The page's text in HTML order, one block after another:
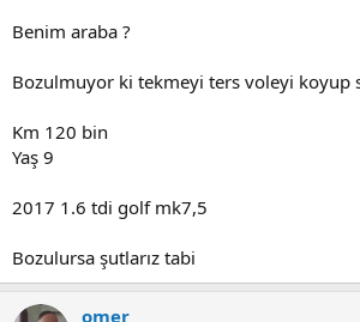
Benim araba ?
Bozulmuyor ki tekmeyi ters voleyi koyup
Km 120 bin
Yaş 9
2017 1.6 tdi golf mk7,5
Bozulursa şutlarız tabi
omer